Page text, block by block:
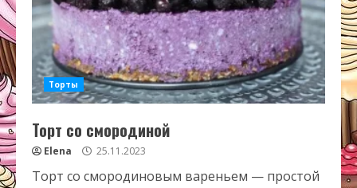
Торты
Торт со смородиной
Elena 25.11.2023
Торт со смородиновым вареньем — простой